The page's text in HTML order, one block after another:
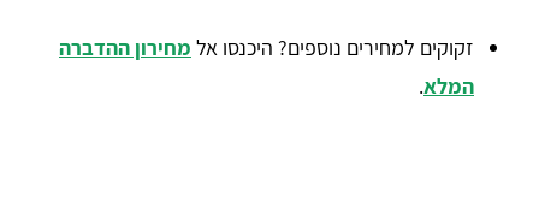
זקוקים למחירים נוספים? היכנסו אל מחירון ההדברה
המלא.